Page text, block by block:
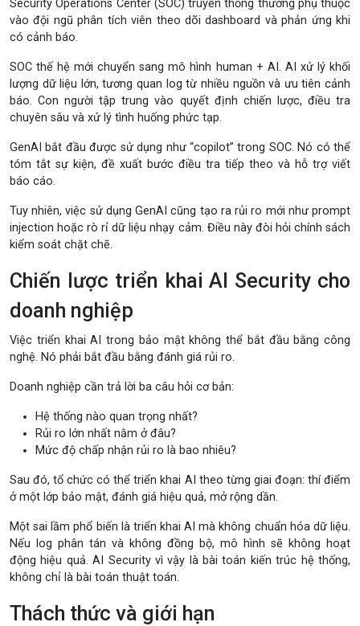
Security Operations Center (SOC) truyền thống thường phụ thuộc
vào đội ngũ phân tích viên theo dõi dashboard và phản ứng khi
có cảnh báo.
SOC thế hệ mới chuyển sang mô hình human + AI. AI xử lý khối
lượng dữ liệu lớn, tương quan log từ nhiều nguồn và ưu tiên cảnh
báo. Con người tập trung vào quyết định chiến lược, điều tra
chuyên sâu và xử lý tình huống phức tạp.
GenAI bắt đầu được sử dụng như “copilot” trong SOC. Nó có thể
tóm tắt sự kiện, đề xuất bước điều tra tiếp theo và hỗ trợ viết
báo cáo.
Tuy nhiên, việc sử dụng GenAI cũng tạo ra rủi ro mới như prompt
injection hoặc rò rỉ dữ liệu nhạy cảm. Điều này đòi hỏi chính sách
kiểm soát chặt chẽ.
Chiến lược triển khai AI Security cho
doanh nghiệp
Việc triển khai AI trong bảo mật không thể bắt đầu bằng công
nghệ. Nó phải bắt đầu bằng đánh giá rủi ro.
Doanh nghiệp cần trả lời ba câu hỏi cơ bản:
Hệ thống nào quan trọng nhất?
Rủi ro lớn nhất nằm ở đâu?
Mức độ chấp nhận rủi ro là bao nhiêu?
Sau đó, tổ chức có thể triển khai AI theo từng giai đoạn: thí điểm
ở một lớp bảo mật, đánh giá hiệu quả, mở rộng dần.
Một sai lầm phổ biến là triển khai AI mà không chuẩn hóa dữ liệu.
Nếu log phân tán và không đồng bộ, mô hình sẽ không hoạt
động hiệu quả. AI Security vì vậy là bài toán kiến trúc hệ thống,
không chỉ là bài toán thuật toán.
Thách thức và giới hạn